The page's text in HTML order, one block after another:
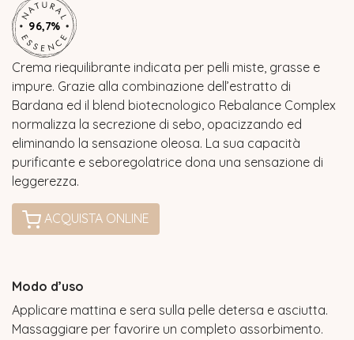
96,7%
Crema riequilibrante indicata per pelli miste, grasse e
impure. Grazie alla combinazione dell’estratto di
Bardana ed il blend biotecnologico Rebalance Complex
normalizza la secrezione di sebo, opacizzando ed
eliminando la sensazione oleosa. La sua capacità
purificante e seboregolatrice dona una sensazione di
leggerezza.
ACQUISTA ONLINE
Modo d’uso
Applicare mattina e sera sulla pelle detersa e asciutta.
Massaggiare per favorire un completo assorbimento.